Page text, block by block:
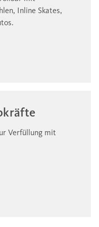
Inline Skates,
Verfüllung mit